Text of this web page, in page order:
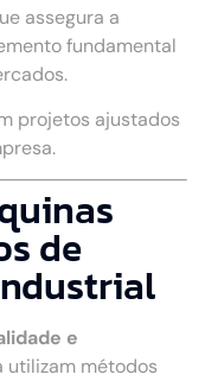
assegura a
fundamental
projetos ajustados
de
e
utilizam métodos